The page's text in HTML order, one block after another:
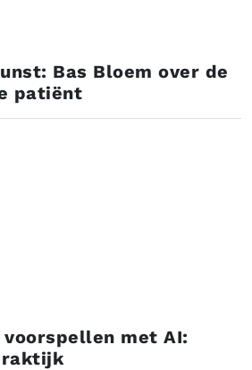
Bas Bloem over de
patiënt
voorspellen met AI: